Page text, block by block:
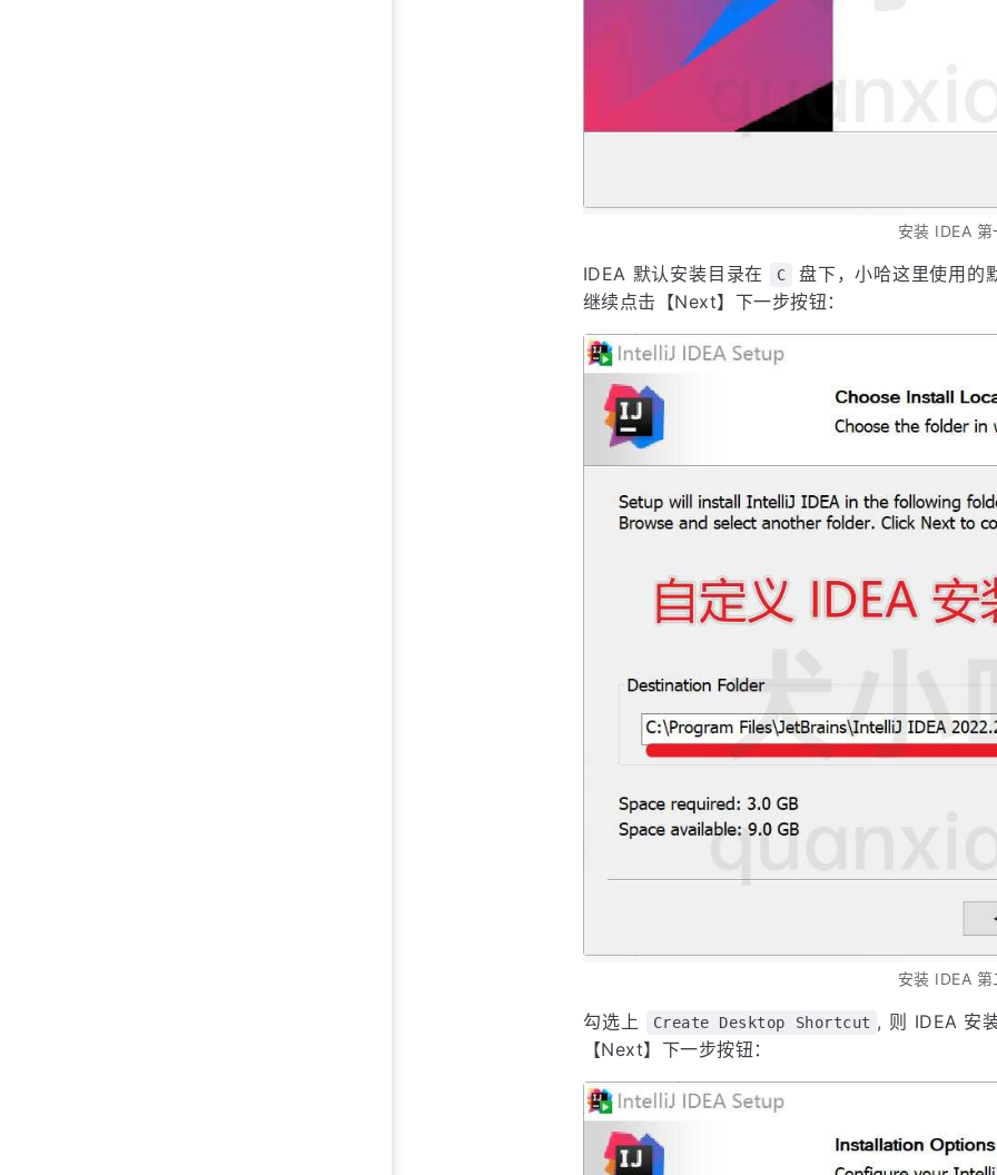
安装 IDEA 第
IDEA 默认安装目录在 C
盘下，小哈这里使用的
继续点击【Next】下一步按钮：
安装 IDEA 第
勾选上 Create Desktop Shortcut , 则 IDEA 安
【Next】下一步按钮：